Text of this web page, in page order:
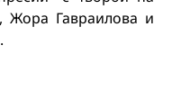
Жора Гавраилова и